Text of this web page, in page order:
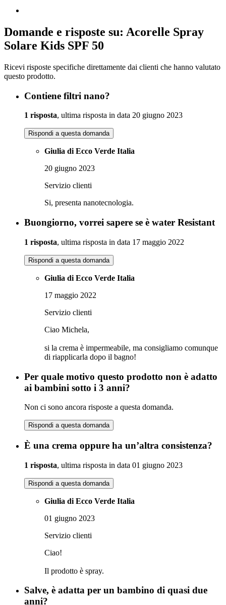
Domande e risposte su: Acorelle Spray
Solare Kids SPF 50
Ricevi risposte specifiche direttamente dai clienti che hanno valutato
questo prodotto.
Contiene filtri nano?
1 risposta, ultima risposta in data 20 giugno 2023
Rispondi a questa domanda
Giulia di Ecco Verde Italia
20 giugno 2023
Servizio clienti
Si, presenta nanotecnologia.
Buongiorno, vorrei sapere se è water Resistant
1 risposta, ultima risposta in data 17 maggio 2022
Rispondi a questa domanda
Giulia di Ecco Verde Italia
17 maggio 2022
Servizio clienti
Ciao Michela,
si la crema è impermeabile, ma consigliamo comunque
di riapplicarla dopo il bagno!
Per quale motivo questo prodotto non è adatto
ai bambini sotto i 3 anni?
Non ci sono ancora risposte a questa domanda.
Rispondi a questa domanda
È una crema oppure ha un’altra consistenza?
1 risposta, ultima risposta in data 01 giugno 2023
Rispondi a questa domanda
Giulia di Ecco Verde Italia
01 giugno 2023
Servizio clienti
Ciao!
Il prodotto è spray.
Salve, è adatta per un bambino di quasi due
anni?